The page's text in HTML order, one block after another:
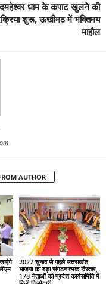
धाम के कपाट खुलने की
शुरू, ऊखीमठ में भक्तिमय
माहौल
AUTHOR
2027 चुनाव से पहले उत्तराखंड
भाजपा का बड़ा संगठनात्मक विस्तार,
178 नेताओं को प्रदेश कार्यसमिति में